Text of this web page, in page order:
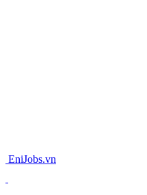
EniJobs.vn